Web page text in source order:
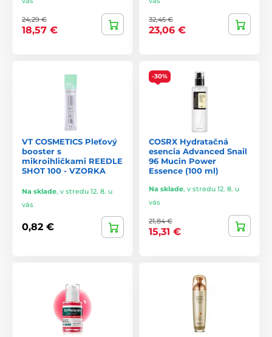
24,29 €
18,57 €
32,45 €
23,06 €
VT COSMETICS Pleťový
booster s
mikroihličkami REEDLE
SHOT 100 - VZORKA
Na sklade, v stredu 12. 8. u
vás
0,82 €
-30%
COSRX Hydratačná
esencia Advanced Snail
96 Mucin Power
Essence (100 ml)
Na sklade, v stredu 12. 8. u
vás
21,84 €
15,31 €